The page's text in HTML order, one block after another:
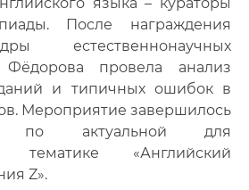
языка – кураторы
Поcле награждения
естественнонаучных
провела анализ
и типичных ошибок в
Мероприятие завершилось
по актуальной для
тематике «Английский
Z».